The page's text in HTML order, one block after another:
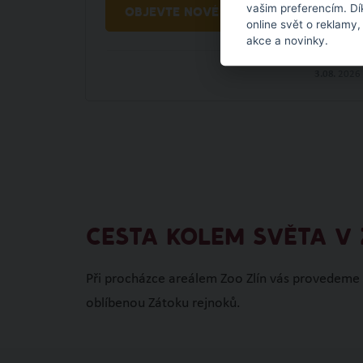
OBJEVTE NOVÉ VĚCI
CESTA KOLEM SVĚTA V
Při procházce areálem Zoo Zlín vás
oblíbenou Zátoku rejnoků.
vašim preferencím.
online svět o
akce a novinky.